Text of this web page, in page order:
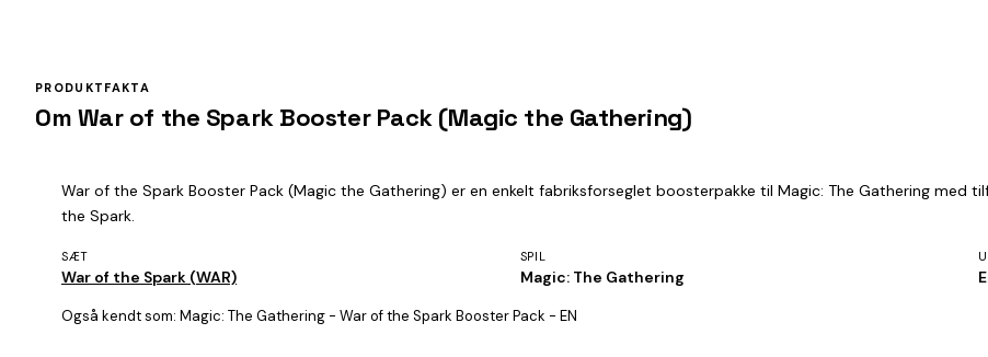
PRODUKTFAKTA
Om War of the Spark Booster Pack (Magic the Gathering)
War of the Spark Booster Pack (Magic the Gathering) er en enkelt fabriksforseglet boosterpakke til Magic: The Gathering
the Spark.
SÆT
War of the Spark (WAR)
SPIL
Magic: The Gathering
Også kendt som: Magic: The Gathering - War of the Spark Booster Pack - EN